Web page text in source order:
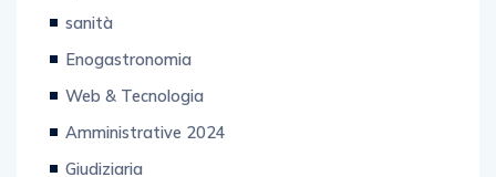
sanità
Enogastronomia
Web & Tecnologia
Amministrative 2024
Giudiziaria